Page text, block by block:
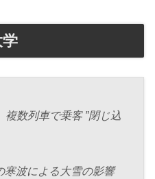
数列車で乗客 ”閉じ込
寒波による大雪の影響